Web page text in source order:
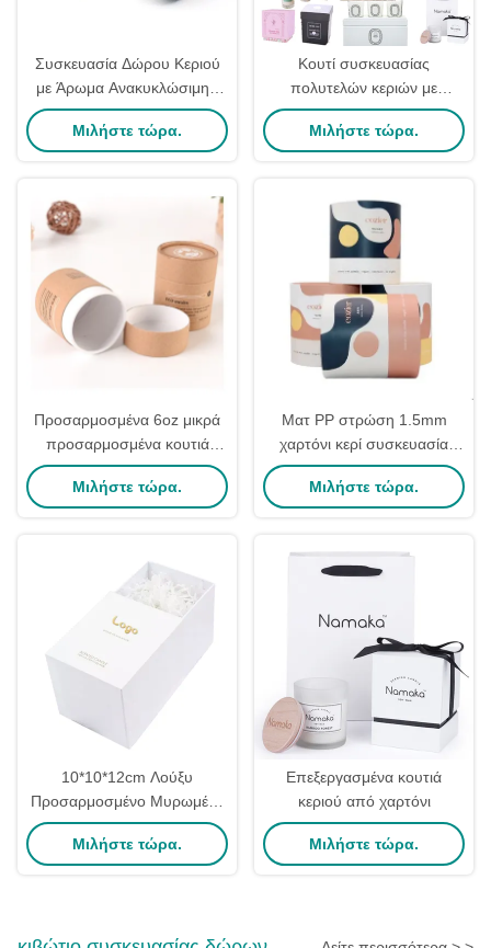
Συσκευασία Δώρου Κεριού
με Άρωμα Ανακυκλώσιμη /
Συσκευασία Σωλήνα
Σκληρού Κεριού Βάζο 8Oz
Μιλήστε τώρα.
Κουτί συσκευασίας
πολυτελών κεριών με
αρωματικό δώρο
Μιλήστε τώρα.
Προσαρμοσμένα 6oz μικρά
προσαρμοσμένα κουτιά
κεριών με λογότυπο
Προσαρμοσμένα ιδιωτικά
Μιλήστε τώρα.
Ματ PP στρώση 1.5mm
χαρτόνι κερί συσκευασία
κουτί εξατομικευμένο
πολυτελή
Μιλήστε τώρα.
10*10*12cm Λούξυ
Προσαρμοσμένο Μυρωμένο
30cl Κεραυνό κουτί
Τυβώματος Συσκευή Με
Μιλήστε τώρα.
Επεξεργασμένα κουτιά
κεριού από χαρτόνι
Μιλήστε τώρα.